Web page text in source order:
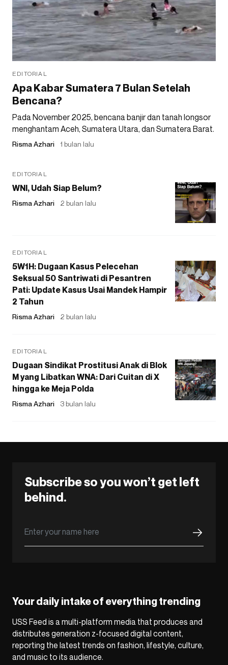
EDITORIAL
Apa Kabar Sumatera 7 Bulan Setelah
Bencana?
Pada November 2025, bencana banjir dan tanah longsor
menghantam Aceh, Sumatera Utara, dan Sumatera Barat.
Risma Azhari 1 bulan lalu
EDITORIAL
WNI, Udah Siap Belum?
Risma Azhari 2 bulan lalu
EDITORIAL
5W1H: Dugaan Kasus Pelecehan
Seksual 50 Santriwati di Pesantren
Pati: Update Kasus Usai Mandek Hampir
2 Tahun
Risma Azhari 2 bulan lalu
EDITORIAL
Dugaan Sindikat Prostitusi Anak di Blok
M yang Libatkan WNA: Dari Cuitan di X
hingga ke Meja Polda
Risma Azhari 3 bulan lalu
Subscribe so you won’t get left
behind.
Your daily intake of everything trending
USS Feed is a multi-platform media that produces and
distributes generation z-focused digital content,
reporting the latest trends on fashion, lifestyle, culture,
and music to its audience.